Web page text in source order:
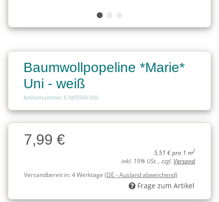
Baumwollpopeline *Marie*
Uni - weiß
Artikelnummer: E-N05569-050
Charge
Charge7,99 €
5,51 € pro 1 m2
inkl. 19% USt. , zzgl. Versand
Versandbereit in:4 Werktage (DE - Ausland abweichend)
Frage zum Artikel